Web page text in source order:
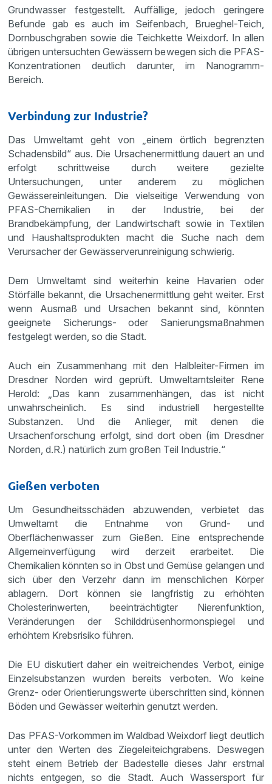
Grundwasser festgestellt. Auffällige, jedoch geringere
Befunde gab es auch im Seifenbach, Brueghel-Teich,
Dornbuschgraben sowie die Teichkette Weixdorf. In allen
übrigen untersuchten Gewässern bewegen sich die PFAS-
Konzentrationen deutlich darunter, im Nanogramm-
Bereich.
Verbindung zur Industrie?
Das Umweltamt geht von „einem örtlich begrenzten
Schadensbild“ aus. Die Ursachenermittlung dauert an und
erfolgt schrittweise durch weitere gezielte
Untersuchungen, unter anderem zu möglichen
Gewässereinleitungen. Die vielseitige Verwendung von
PFAS-Chemikalien in der Industrie, bei der
Brandbekämpfung, der Landwirtschaft sowie in Textilen
und Haushaltsprodukten macht die Suche nach dem
Verursacher der Gewässerverunreinigung schwierig.
Dem Umweltamt sind weiterhin keine Havarien oder
Störfälle bekannt, die Ursachenermittlung geht weiter. Erst
wenn Ausmaß und Ursachen bekannt sind, könnten
geeignete Sicherungs- oder Sanierungsmaßnahmen
festgelegt werden, so die Stadt.
Auch ein Zusammenhang mit den Halbleiter-Firmen im
Dresdner Norden wird geprüft. Umweltamtsleiter Rene
Herold: „Das kann zusammenhängen, das ist nicht
unwahrscheinlich. Es sind industriell hergestellte
Substanzen. Und die Anlieger, mit denen die
Ursachenforschung erfolgt, sind dort oben (im Dresdner
Norden, d.R.) natürlich zum großen Teil Industrie.“
Gießen verboten
Um Gesundheitsschäden abzuwenden, verbietet das
Umweltamt die Entnahme von Grund- und
Oberflächenwasser zum Gießen. Eine entsprechende
Allgemeinverfügung wird derzeit erarbeitet. Die
Chemikalien könnten so in Obst und Gemüse gelangen und
sich über den Verzehr dann im menschlichen Körper
ablagern. Dort können sie langfristig zu erhöhten
Cholesterinwerten, beeinträchtigter Nierenfunktion,
Veränderungen der Schilddrüsenhormonspiegel und
erhöhtem Krebsrisiko führen.
Die EU diskutiert daher ein weitreichendes Verbot, einige
Einzelsubstanzen wurden bereits verboten. Wo keine
Grenz- oder Orientierungswerte überschritten sind, können
Böden und Gewässer weiterhin genutzt werden.
Das PFAS-Vorkommen im Waldbad Weixdorf liegt deutlich
unter den Werten des Ziegeleiteichgrabens. Deswegen
steht einem Betrieb der Badestelle dieses Jahr erstmal
nichts entgegen, so die Stadt. Auch Wassersport für